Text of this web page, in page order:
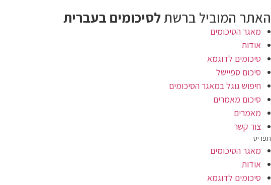
לתוכן
האתר המוביל ברשתלסיכומים בעברית
מאגר הסיכומים
אודות
סיכומים לדוגמא
סיכום ספיישל
חיפוש גוגל במאגר הסיכומים
סיכום מאמרים
מאמרים
צור קשר
תפריט
מאגר הסיכומים
אודות
סיכומים לדוגמא